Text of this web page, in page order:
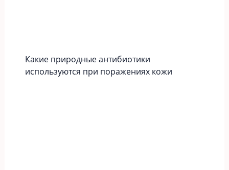
Какие природные антибиотики
используются при поражениях кожи